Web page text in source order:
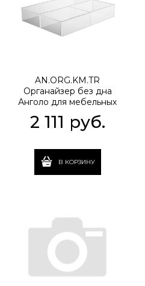
AN.ORG.KM.TR
Органайзер без дна
Анголо для мебельных
ящиков, прозрачный
2 111 руб.
В КОРЗИНУ